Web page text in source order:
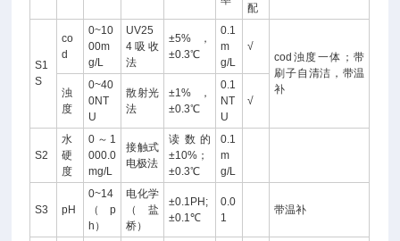
配
S1
S
co
d
0~10
00m
g/L
UV25
4吸收
法
±5%，
±0.3℃
0.1
m
g/L
√
cod浊度一体；带
刷子自清洁，带温
补
浊
度
0~40
0NT
U
散射光
法
±1%，
±0.3℃
0.1
NT
U
√
S2
水
硬
度
0～1
000.0
mg/L
接触式
电极法
读数的
±10%；
±0.3℃
0.1
m
g/L
S3 pH
0~14
（p
h）
电化学
（盐
桥）
±0.1PH;
±0.1℃
0.0
1
带温补